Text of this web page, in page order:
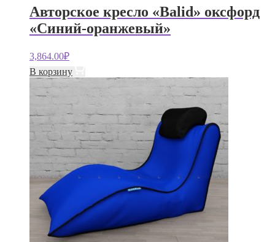
Авторское кресло «Balid» оксфорд
«Синий-оранжевый»
3,864.00₽
В корзину